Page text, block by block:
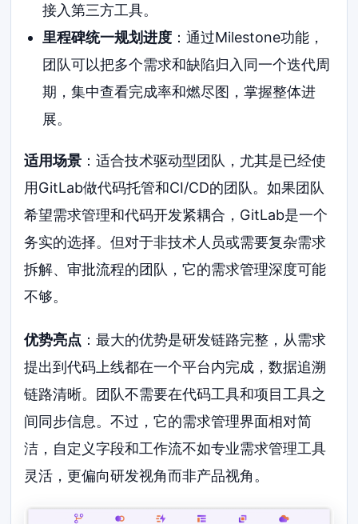
接入第三方工具。
里程碑统一规划进度：通过Milestone功能，
团队可以把多个需求和缺陷归入同一个迭代周
期，集中查看完成率和燃尽图，掌握整体进
展。
适用场景 ：适合技术驱动型团队，尤其是已经使
用GitLab做代码托管和CI/CD的团队。如果团队
希望需求管理和代码开发紧耦合，GitLab是一个
务实的选择。但对于非技术人员或需要复杂需求
拆解、审批流程的团队，它的需求管理深度可能
不够。
优势亮点 ：最大的优势是研发链路完整，从需求
提出到代码上线都在一个平台内完成，数据追溯
链路清晰。团队不需要在代码工具和项目工具之
间同步信息。不过，它的需求管理界面相对简
洁，自定义字段和工作流不如专业需求管理工具
灵活，更偏向研发视角而非产品视角。